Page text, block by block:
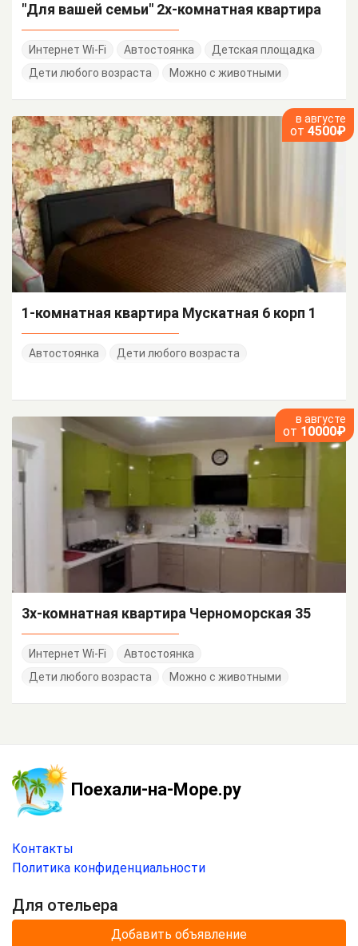
"Для вашей семьи" 2х-комнатная квартира
Интернет Wi-Fi Автостоянка
Детская площадка
Дети любого возраста
Можно с животными
в августе
от 4500₽
1-комнатная квартира Мускатная 6 корп 1
Автостоянка Дети любого возраста
в августе
от 10000₽
3х-комнатная квартира Черноморская 35
Интернет Wi-Fi
Автостоянка
Дети любого возраста
Можно с животными
Поехали-на-Море.ру
Контакты
Политика конфиденциальности
Для отельера
Добавить объявление